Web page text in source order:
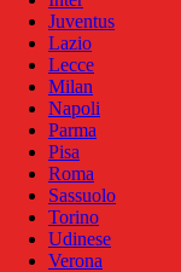
Juventus
Lazio
Lecce
Milan
Napoli
Parma
Pisa
Roma
Sassuolo
Torino
Udinese
Verona